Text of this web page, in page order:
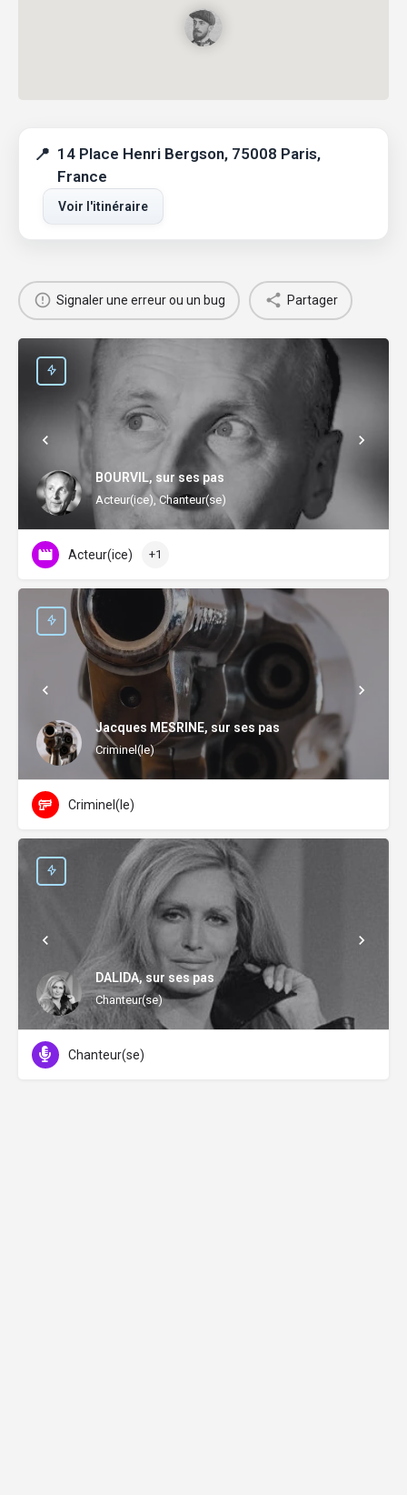
14 Place Henri Bergson, 75008 Paris,
France
Voir l'itinéraire
Signaler une erreur ou un bug Partager
BOURVIL, sur ses pas
Acteur(ice), Chanteur(se)
Acteur(ice) +1
Jacques MESRINE, sur ses pas
Criminel(le)
Criminel(le)
DALIDA, sur ses pas
Chanteur(se)
Chanteur(se)